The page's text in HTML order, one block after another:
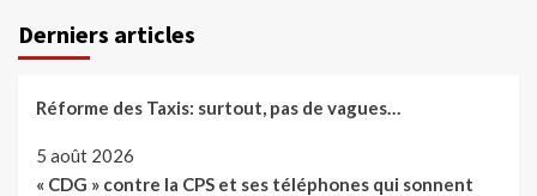
Derniers articles
Réforme des Taxis: surtout, pas de vagues…
5 août 2026
« CDG » contre la CPS et ses téléphones qui sonnent